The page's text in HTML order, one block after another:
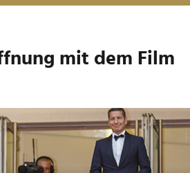
mit dem Film